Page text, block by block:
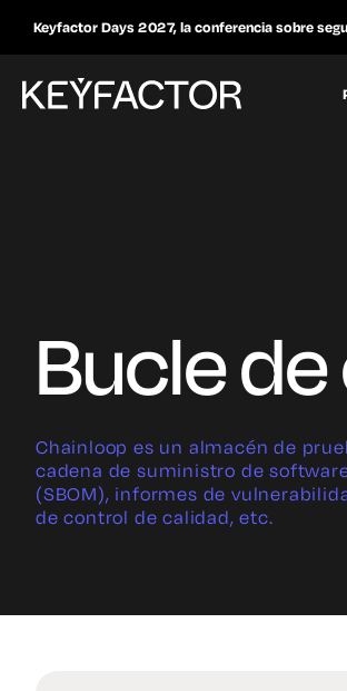
Keyfactor Days 2027, la conferencia sobre
Bucle
Chainloop es un almacén de
cadena de suministro de
(SBOM), informes de
de control de calidad, etc.